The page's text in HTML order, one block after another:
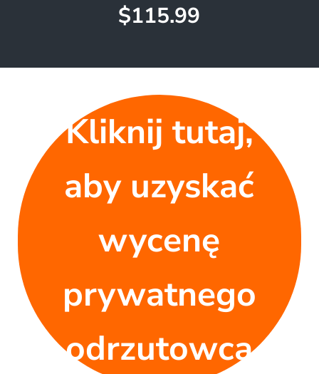
$115.99
Kliknij tutaj,
aby uzyskać
wycenę
prywatnego
odrzutowca